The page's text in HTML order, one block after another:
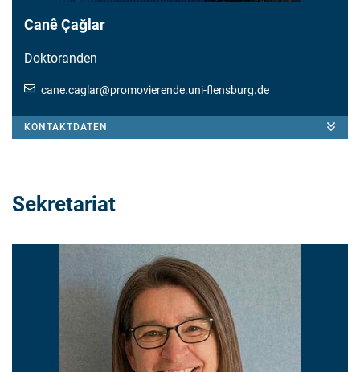
Canê Çağlar
Doktoranden
cane.caglar@promovierende.uni-flensburg.de
KONTAKTDATEN
Sekretariat